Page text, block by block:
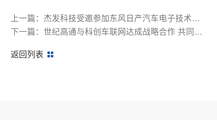
上一篇：杰发科技受邀参加东风日产汽车电子技术展
示交流会
下一篇：世纪高通与科创车联网达成战略合作 共同打
返回列表